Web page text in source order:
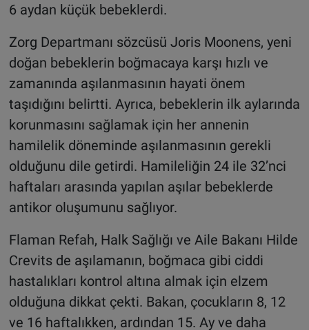
6 aydan küçük bebeklerdi.
Zorg Departmanı sözcüsü Joris Moonens, yeni
doğan bebeklerin boğmacaya karşı hızlı ve
zamanında aşılanmasının hayati önem
taşıdığını belirtti. Ayrıca, bebeklerin ilk aylarında
korunmasını sağlamak için her annenin
hamilelik döneminde aşılanmasının gerekli
olduğunu dile getirdi. Hamileliğin 24 ile 32’nci
haftaları arasında yapılan aşılar bebeklerde
antikor oluşumunu sağlıyor.
Flaman Refah, Halk Sağlığı ve Aile Bakanı Hilde
Crevits de aşılamanın, boğmaca gibi ciddi
hastalıkları kontrol altına almak için elzem
olduğuna dikkat çekti. Bakan, çocukların 8, 12
ve 16 haftalıkken, ardından 15. Ay ve daha